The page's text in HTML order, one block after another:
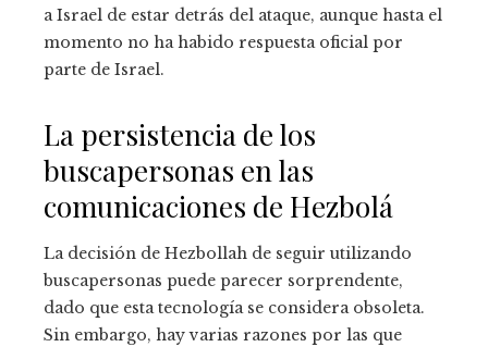
a Israel de estar detrás del ataque, aunque hasta el
momento no ha habido respuesta oficial por
parte de Israel.
La persistencia de los
buscapersonas en las
comunicaciones de Hezbolá
La decisión de Hezbollah de seguir utilizando
buscapersonas puede parecer sorprendente,
dado que esta tecnología se considera obsoleta.
Sin embargo, hay varias razones por las que